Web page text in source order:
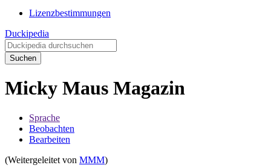
Lizenzbestimmungen
Duckipedia
Suchen
Micky Maus Magazin
Sprache
Beobachten
Bearbeiten
(Weitergeleitet von MMM)